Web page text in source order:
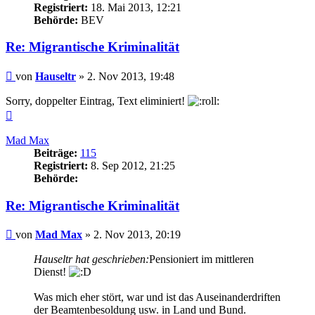
Registriert: 18. Mai 2013, 12:21
Behörde: BEV
Re: Migrantische Kriminalität
Beitrag
von Hauseltr » 2. Nov 2013, 19:48
Sorry, doppelter Eintrag, Text eliminiert!
Mad Max
Beiträge: 115
Registriert: 8. Sep 2012, 21:25
Behörde:
Re: Migrantische Kriminalität
Beitrag
von Mad Max » 2. Nov 2013, 20:19
Hauseltr hat geschrieben:Pensioniert im mittleren
Dienst!
Was mich eher stört, war und ist das Auseinanderdriften
der Beamtenbesoldung usw. in Land und Bund.